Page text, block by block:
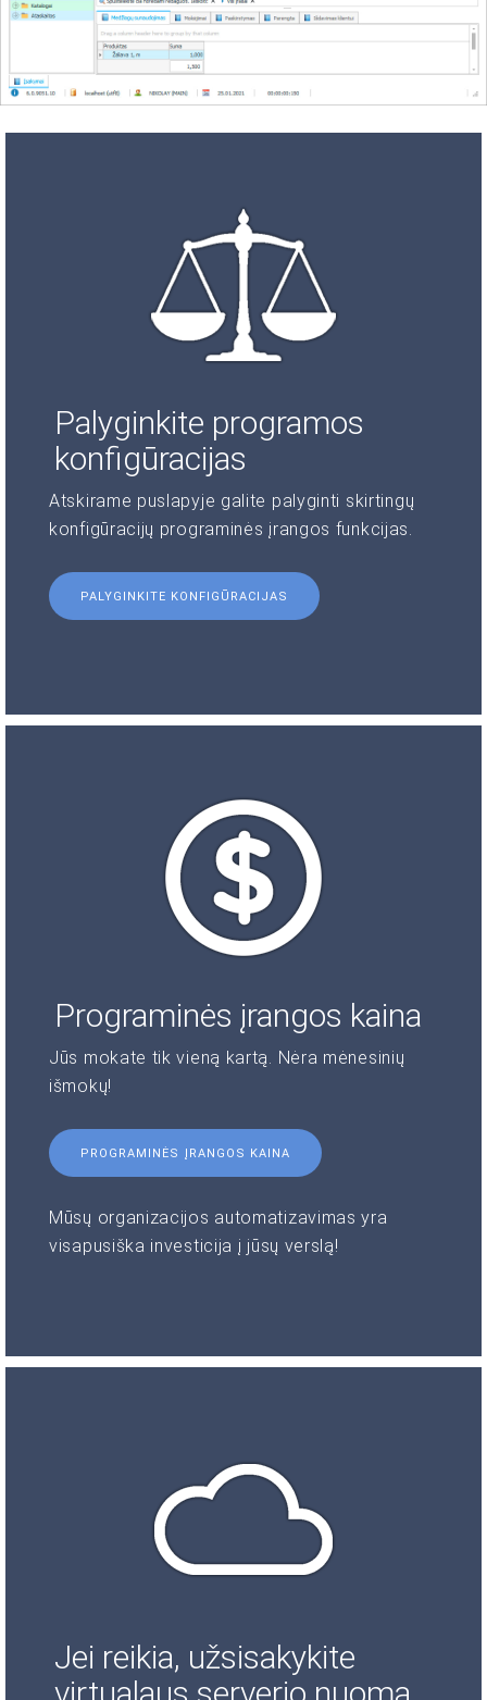
Palyginkite programos
konfigūracijas
Atskirame puslapyje galite palyginti skirtingų
konfigūracijų programinės įrangos funkcijas.
PALYGINKITE KONFIGŪRACIJAS
Programinės įrangos kaina
Jūs mokate tik vieną kartą. Nėra mėnesinių
išmokų!
PROGRAMINĖS ĮRANGOS KAINA
Mūsų organizacijos automatizavimas yra
visapusiška investicija į jūsų verslą!
Jei reikia, užsisakykite